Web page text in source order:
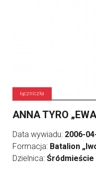
łączniczka
ANNA TYRO
Data wywiadu: 2006-
Formacja: Batalion
Dzielnica: Śródmieście